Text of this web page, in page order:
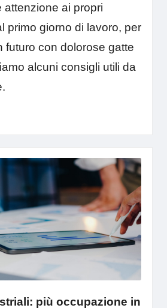
attenzione ai propri
primo giorno di lavoro, per
futuro con dolorose gatte
alcuni consigli utili da
più occupazione in